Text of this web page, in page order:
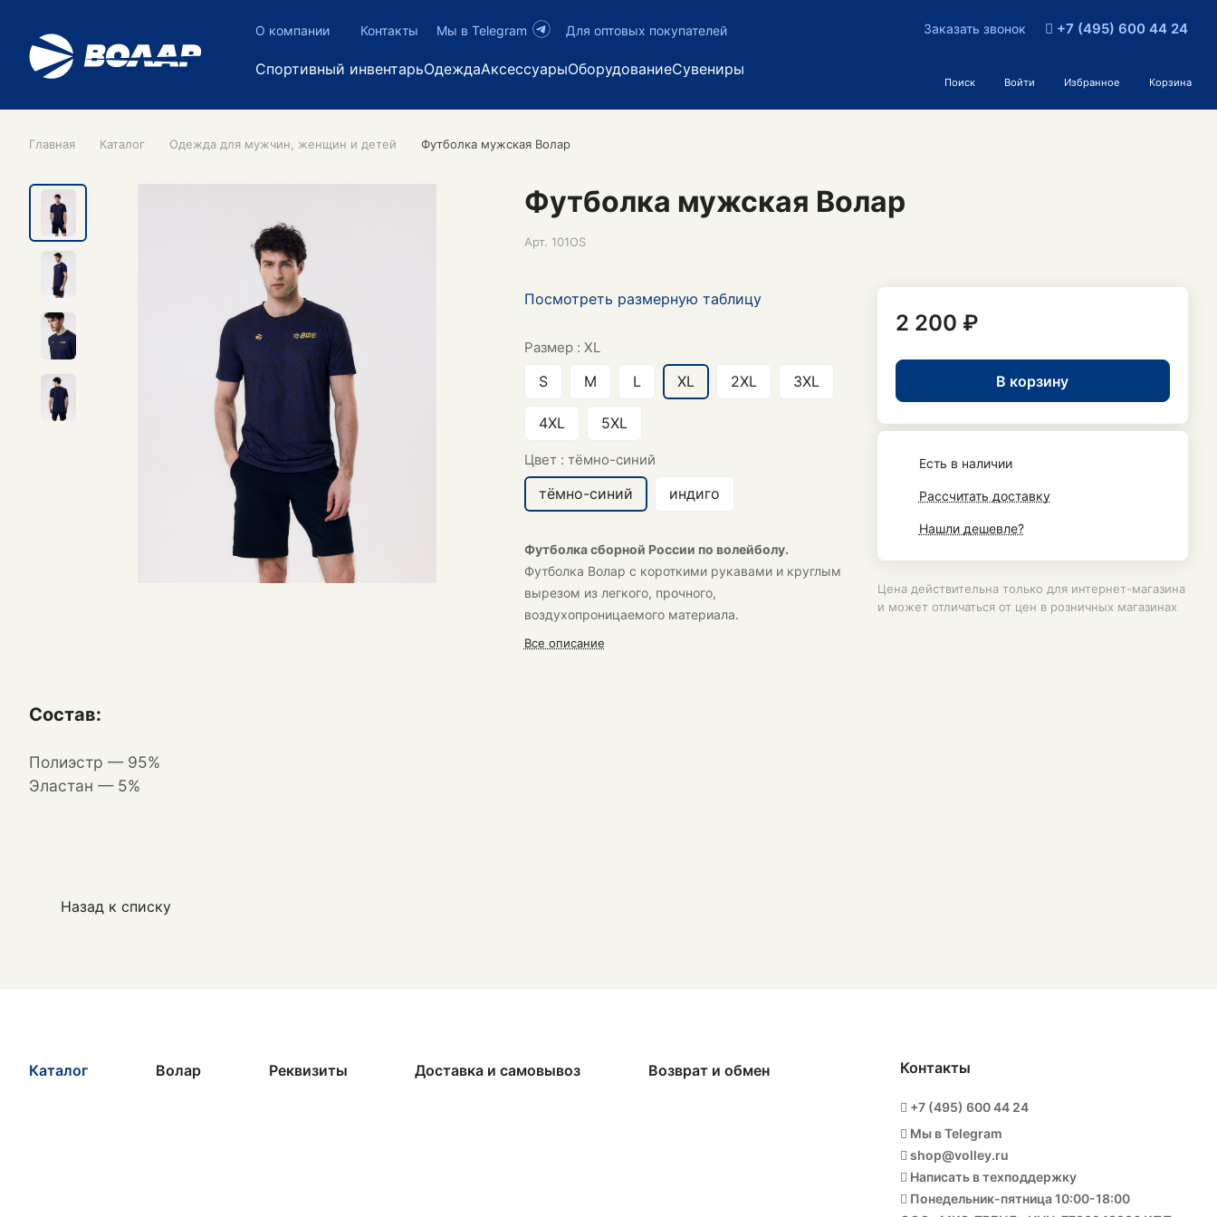
О компании Контакты Мы в Telegram Для оптовых покупателей
Спортивный инвентарьОдеждаАксессуарыОборудованиеСувениры
Заказать звонок +7 (495) 600 44 24
Поиск Войти Избранное Корзина
Главная Каталог Одежда для мужчин, женщин и детей Футболка мужская Волар
Футболка мужская Волар
Арт. 101OS
Посмотреть размерную таблицу
Размер : XL
S M L XL 2XL 3XL
4XL 5XL
Цвет : тёмно-синий
тёмно-синий индиго
Футболка сборной России по волейболу.
Футболка Волар с короткими рукавами и круглым
вырезом из легкого, прочного,
воздухопроницаемого материала.
Все описание
2 200 ₽
В корзину
Есть в наличии
Рассчитать доставку
Нашли дешевле?
Цена действительна только для интернет-магазина
и может отличаться от цен в розничных магазинах
Состав:
Полиэстр — 95%
Эластан — 5%
Назад к списку
Каталог Волар Реквизиты Доставка и самовывоз Возврат и обмен Контакты
+7 (495) 600 44 24
Мы в Telegram
shop@volley.ru
Написать в техподдержку
Понедельник-пятница 10:00-18:00